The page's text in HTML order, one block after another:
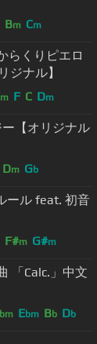
Bm Cm
らくりピエロ
ジナル】
m F C Dm
ー【オリジナル
Dm Gb
ール feat. 初音
F#m G#m
「Calc.」中文
bm Ebm Bb Db